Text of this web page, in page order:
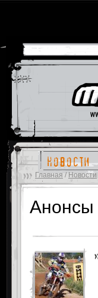
новости
Главная / Новости
Анонсы